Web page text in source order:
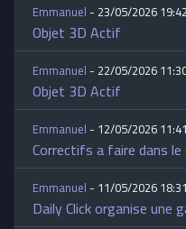
Emmanuel- 23/05/2026 19:42
Objet 3D Actif
Emmanuel- 22/05/2026
Objet 3D Actif
Emmanuel- 12/05/2026 11:41
Correctifs a faire dans le
Emmanuel- 11/05/2026 18:31
Daily Click organise une